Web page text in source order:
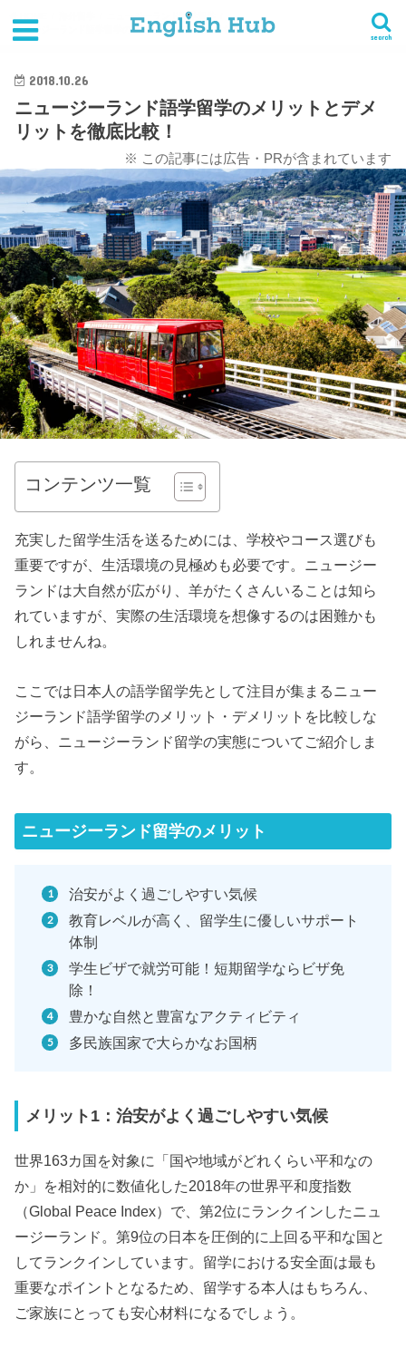
search
ニュージーランド語学留学
ニュージーランド語学留学のメリットとデメリットを徹底比較！
2018.10.26
ニュージーランド語学留学のメリットとデメ
リットを徹底比較！
※ この記事には広告・PRが含まれています
コンテンツ一覧
充実した留学生活を送るためには、学校やコース選びも
重要ですが、生活環境の見極めも必要です。ニュージー
ランドは大自然が広がり、羊がたくさんいることは知ら
れていますが、実際の生活環境を想像するのは困難かも
しれませんね。
ここでは日本人の語学留学先として注目が集まるニュー
ジーランド語学留学のメリット・デメリットを比較しな
がら、ニュージーランド留学の実態についてご紹介しま
す。
ニュージーランド留学のメリット
治安がよく過ごしやすい気候
教育レベルが高く、留学生に優しいサポート
体制
学生ビザで就労可能！短期留学ならビザ免
除！
豊かな自然と豊富なアクティビティ
多民族国家で大らかなお国柄
メリット1：治安がよく過ごしやすい気候
世界163カ国を対象に「国や地域がどれくらい平和なの
か」を相対的に数値化した2018年の世界平和度指数
（Global Peace Index）で、第2位にランクインしたニュ
ージーランド。第9位の日本を圧倒的に上回る平和な国と
してランクインしています。留学における安全面は最も
重要なポイントとなるため、留学する本人はもちろん、
ご家族にとっても安心材料になるでしょう。